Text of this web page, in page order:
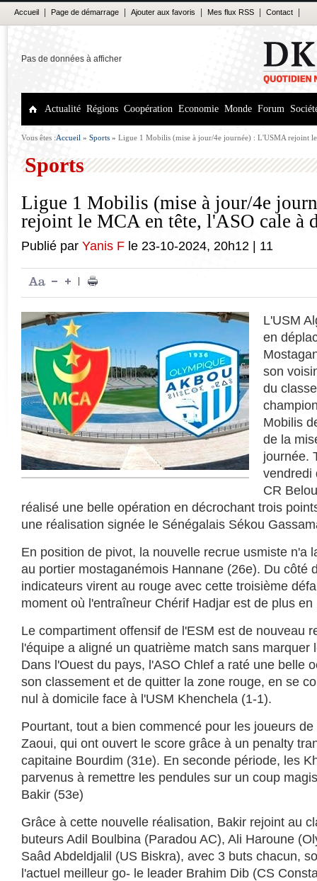
Accueil Page de démarrage Ajouter aux favoris Mes flux RSS Contact
Pas de données à afficher
Actualité Régions Coopération Economie Monde Forum
Vous êtes :Accueil » Sports » Ligue 1 Mobilis (mise à jour/4e journée) : L'USMA rejoint
Sports
Ligue 1 Mobilis (mise à jour/4e
rejoint le MCA en tête, l'ASO cale à
Publié par Yanis F le 23-10-2024, 20h12 11
L'USM
en
son
du
Mobilis
de la
journée.
vendredi
CR
réalisé une belle opération en décrochant trois
une réalisation signée le Sénégalais Sékou
En position de pivot, la nouvelle recrue usmiste n'a
au portier mostaganémois Hannane (26e). Du côté
indicateurs virent au rouge avec cette troisième
moment où l'entraîneur Chérif Hadjar est de plus
Le compartiment offensif de l'ESM est de nouveau
l'équipe a aligné un quatrième match sans marquer
Dans l'Ouest du pays, l'ASO Chlef a raté une belle
son classement et de quitter la zone rouge, en se
nul à domicile face à l'USM Khenchela (1-1).
Pourtant, tout a bien commencé pour les joueurs
Zaoui, qui ont ouvert le score grâce à un penalty
capitaine Bourdim (31e). En seconde période, les
parvenus à remettre les pendules sur un coup
Bakir (53e)
Grâce à cette nouvelle réalisation, Bakir rejoint au
buteurs Adil Boulbina (Paradou AC), Ali Haroune
Saâd Abdeldjalil (US Biskra), avec 3 buts chacun,
l'actuel meilleur go- le leader Brahim Dib (CS